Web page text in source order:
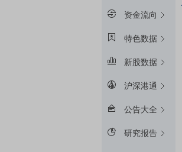
资金流向
特色数据
新股数据
沪深港通
公告大全
研究报告